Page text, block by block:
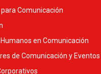
Comunicación
en Comunicación
de Comunicación y Eventos